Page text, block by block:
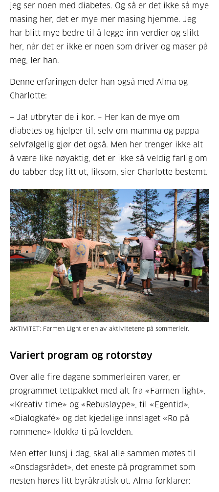
jeg ser noen med diabetes. Og så er det ikke så mye
masing her, det er mye mer masing hjemme. Jeg
har blitt mye bedre til å legge inn verdier og slikt
her, når det er ikke er noen som driver og maser på
meg, ler han.
Denne erfaringen deler han også med Alma og
Charlotte:
− Ja! utbryter de i kor. – Her kan de mye om
diabetes og hjelper til, selv om mamma og pappa
selvfølgelig gjør det også. Men her trenger ikke alt
å være like nøyaktig, det er ikke så veldig farlig om
du tabber deg litt ut, liksom, sier Charlotte bestemt.
AKTIVITET: Farmen Light er en av aktivitetene på sommerleir.
Variert program og rotorstøy
Over alle fire dagene sommerleiren varer, er
programmet tettpakket med alt fra «Farmen light»,
«Kreativ time» og «Rebusløype», til «Egentid»,
«Dialogkafé» og det kjedelige innslaget «Ro på
rommene» klokka ti på kvelden.
Men etter lunsj i dag, skal alle sammen møtes til
«Onsdagsrådet», det eneste på programmet som
nesten høres litt byråkratisk ut. Alma forklarer: